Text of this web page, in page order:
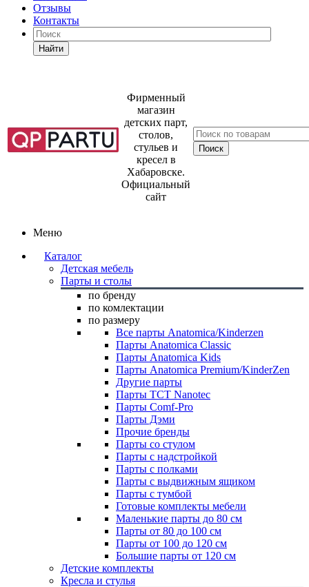
Отзывы
Контакты
Найти
Фирменный
магазин
детских парт,
столов,
стульев и
кресел в
Хабаровске.
Официальный
сайт
Меню
Каталог
Детская мебель
Парты и столы
по бренду
по комлектации
по размеру
Все парты Anatomica/Kinderzen
Парты Anatomica Classic
Парты Anatomica Kids
Парты Anatomica Premium/KinderZen
Другие парты
Парты TCT Nanotec
Парты Comf-Pro
Парты Дэми
Прочие бренды
Парты со стулом
Парты с надстройкой
Парты с полками
Парты с выдвижным ящиком
Парты с тумбой
Готовые комплекты мебели
Маленькие парты до 80 см
Парты от 80 до 100 см
Парты от 100 до 120 см
Большие парты от 120 см
Детские комплекты
Кресла и стулья